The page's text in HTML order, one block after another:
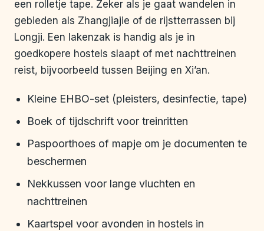
een rolletje tape. Zeker als je gaat wandelen in
gebieden als Zhangjiajie of de rijstterrassen bij
Longji. Een lakenzak is handig als je in
goedkopere hostels slaapt of met nachttreinen
reist, bijvoorbeeld tussen Beijing en Xi’an.
Kleine EHBO-set (pleisters, desinfectie, tape)
Boek of tijdschrift voor treinritten
Paspoorthoes of mapje om je documenten te
beschermen
Nekkussen voor lange vluchten en
nachttreinen
Kaartspel voor avonden in hostels in